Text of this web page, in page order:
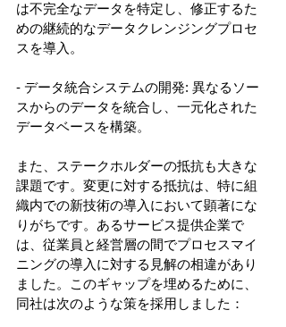
は不完全なデータを特定し、修正するた
めの継続的なデータクレンジングプロセ
スを導入。
- データ統合システムの開発: 異なるソー
スからのデータを統合し、一元化された
データベースを構築。
また、ステークホルダーの抵抗も大きな
課題です。変更に対する抵抗は、特に組
織内での新技術の導入において顕著にな
りがちです。あるサービス提供企業で
は、従業員と経営層の間でプロセスマイ
ニングの導入に対する見解の相違があり
ました。このギャップを埋めるために、
同社は次のような策を採用しました：